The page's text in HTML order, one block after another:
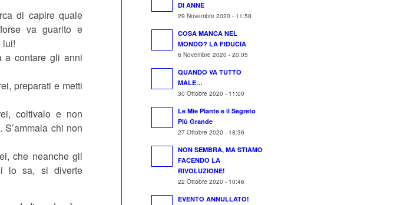
di capire quale
va guarito e
lui!
a contare gli anni
preparati e metti
coltivalo e non
chi non
che neanche gli
lo sa, si diverte
DI ANNE
29 Novembre 2020 - 11:58
COSA MANCA NEL
MONDO? LA FIDUCIA
6 Novembre 2020 - 20:05
QUANDO VA TUTTO
MALE…
30 Ottobre 2020 - 11:00
Le Mie Piante e il Segreto
Più Grande
27 Ottobre 2020 - 18:36
NON SEMBRA, MA STIAMO
FACENDO LA
RIVOLUZIONE!
22 Ottobre 2020 - 10:46
EVENTO ANNULLATO!